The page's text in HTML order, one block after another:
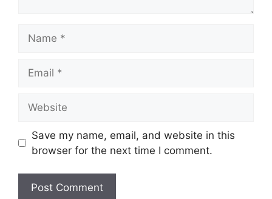
Save my name, email, and website in this
browser for the next time I comment.